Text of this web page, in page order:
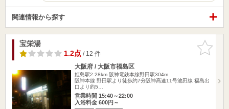
関連情報から探す
お気に入
りに追加
宝栄湯
1.2点/ 12 件
大阪府 / 大阪市福島区
姫島駅2.28km 阪神電鉄本線野田駅304m
阪神本線 野田駅より徒歩約7分阪神高速11号池田線 福島出
口より約5…
営業時間 15:40～22:00
入浴料金 600円～